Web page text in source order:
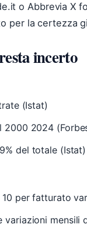
o Abbrevia X
per la certezza
incerto
(Istat)
2000 2024
del totale (Istat)
per fatturato
variazioni mensili